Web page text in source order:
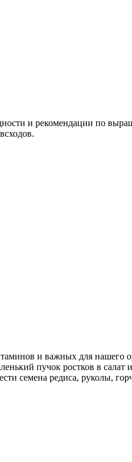
и рекомендации по
и важных для нашего
пучок ростков в
семена редиса, руколы,